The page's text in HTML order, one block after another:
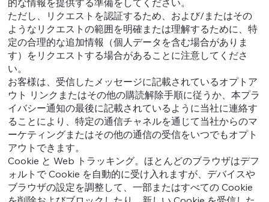
的な情報を提供する準備をしてください。
ただし、リクエストを認証するため、および/またはその
ようなリクエストの範囲を明確または理解するために、特
定の合理的な追加情報（個人データを含む場合がありま
す）をリクエストする場合があることに注意してくださ
い。
お客様は、受信したメッセージに記載されているオプトア
ウト リンクまたはその他の購読解除手順に従うか、本プラ
イバシー通知の最後に記載されているように当社に連絡す
ることにより、特定の通信チャネルを通じて当社からのマ
ーケティングまたはその他の通信の受信をいつでもオプト
アウトできます。
Cookie と Web トラッキング。ほとんどのブラウザはデフ
ォルトで Cookie を自動的に受け入れますが、デバイスや
ブラウザの設定を調整して、一部またはすべての Cookie